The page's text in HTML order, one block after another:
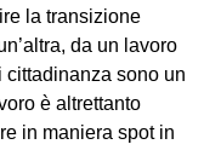
la transizione
da un lavoro
cittadinanza sono un
è altrettanto
in maniera spot in